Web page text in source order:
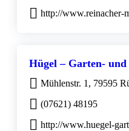
http://www.reinacher-
Hügel – Garten-
Mühlenstr. 1, 79595
(07621) 48195
http://www.huegel-